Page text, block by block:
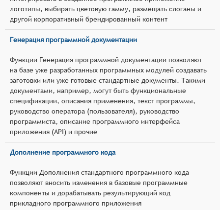
логотипы, выбирать цветовую гамму, размещать слоганы и
другой корпоративный брендированный контент
Генерация программной документации
Функции Генерация программной документации позволяют
на базе уже разработанных программных модулей создавать
заготовки или уже готовые стандартные документы. Такими
документами, например, могут быть функциональные
спецификации, описания применения, текст программы,
руководство оператора (пользователя), руководство
программиста, описание программного интерфейса
приложения (API) и прочие
Дополнение программного кода
Функции Дополнения стандартного программного кода
позволяют вносить изменения в базовые программные
компоненты и дорабатывать результирующий код
прикладного программного приложения